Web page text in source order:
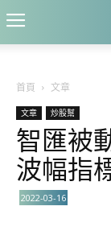
首頁 文章
文章 炒股幫
智匯被
波幅指
2022-03-16